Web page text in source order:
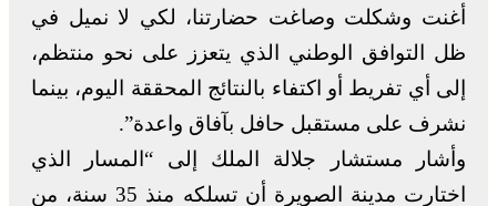
أغنت وشكلت وصاغت حضارتنا، لكي لا نميل في
ظل التوافق الوطني الذي يتعزز على نحو منتظم،
إلى أي تفريط أو اكتفاء بالنتائج المحققة اليوم، بينما
نشرف على مستقبل حافل بآفاق واعدة”.
وأشار مستشار جلالة الملك إلى “المسار الذي
اختارت مدينة الصويرة أن تسلكه منذ 35 سنة، من